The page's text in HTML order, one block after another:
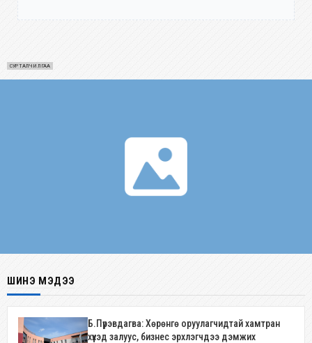
СУРТАЛЧИЛГАА
ШИНЭ МЭДЭЭ
Б.Пүрэвдагва: Хөрөнгө оруулагчидтай хамтран
хүүхэд залуус, бизнес эрхлэгчдээ дэмжих